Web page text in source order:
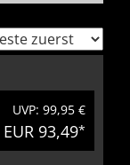
UVP: 99,95 €
EUR 93,49*